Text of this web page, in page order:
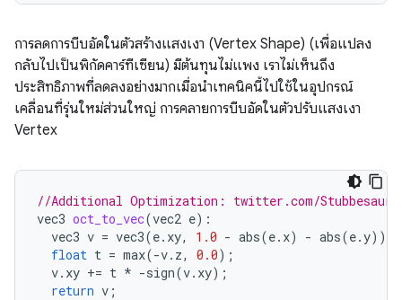
การลดการบีบอัดในตัวสร้างแสงเงา (Vertex Shape) (เพื่อแปลง
กลับไปเป็นพิกัดคาร์ทีเซียน) มีต้นทุนไม่แพง เราไม่เห็นถึง
ประสิทธิภาพที่ลดลงอย่างมากเมื่อนำเทคนิคนี้ไปใช้ในอุปกรณ์
เคลื่อนที่รุ่นใหม่ส่วนใหญ่ การคลายการบีบอัดในตัวปรับแสงเงา
Vertex
//Additional Optimization: twitter.com/Stubbesaurus/
vec3 oct_to_vec(vec2 e) :
vec3 v = vec3(e. xy, 1.0 - abs(e. x) - abs(e.y));
float t = max(-v. z, 0.0);
v. xy += t * -sign(v. xy);
return v ;